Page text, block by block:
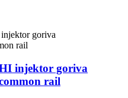
injektor goriva
rail